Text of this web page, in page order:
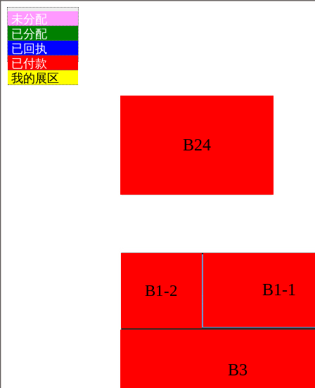
未分配
已分配
已回执
已付款
我的展区
B3
B24
B1-1
B1-2